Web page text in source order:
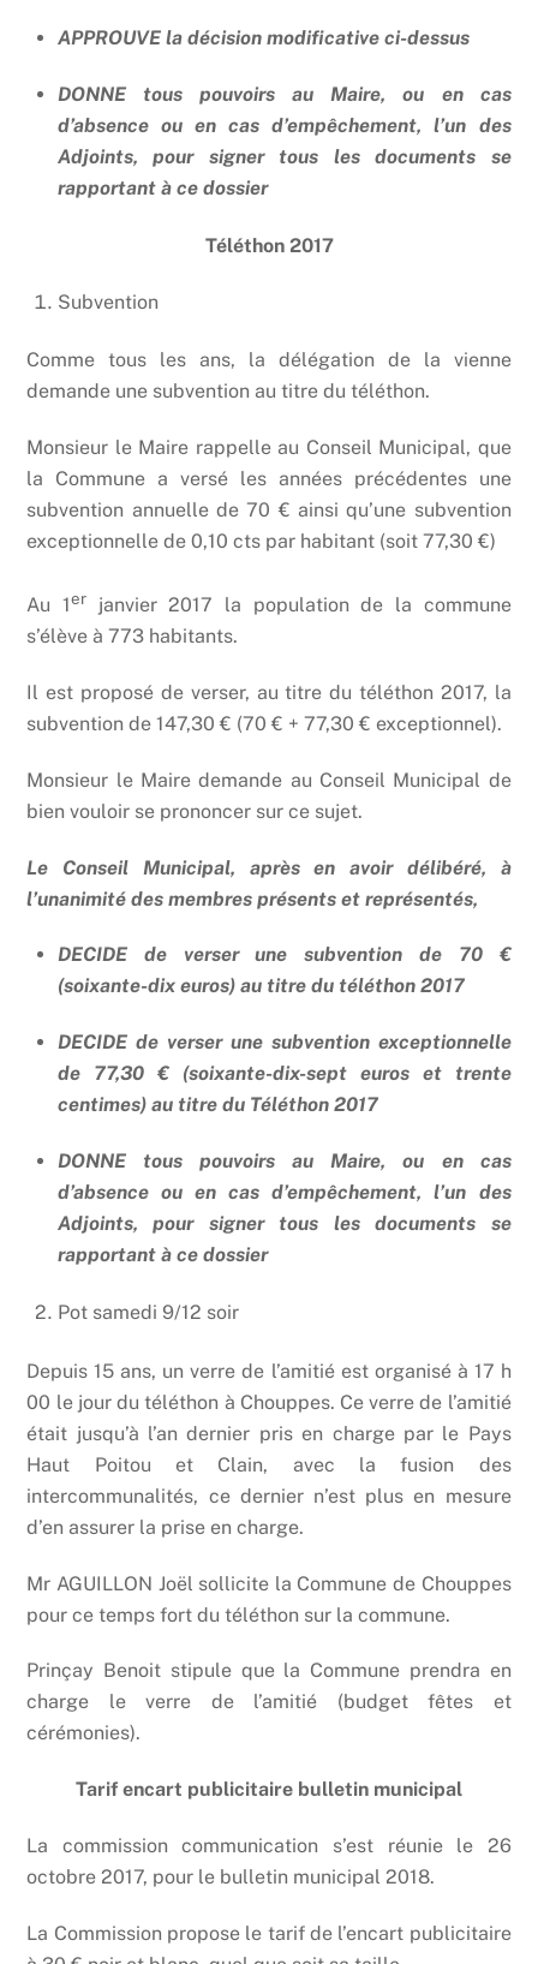
APPROUVE la décision modificative ci-dessus
DONNE tous pouvoirs au Maire, ou en cas
d’absence ou en cas d’empêchement, l’un des
Adjoints, pour signer tous les documents se
rapportant à ce dossier
Téléthon 2017
Subvention
Comme tous les ans, la délégation de la vienne
demande une subvention au titre du téléthon.
Monsieur le Maire rappelle au Conseil Municipal, que
la Commune a versé les années précédentes une
subvention annuelle de 70 € ainsi qu’une subvention
exceptionnelle de 0,10 cts par habitant (soit 77,30 €)
Au 1er janvier 2017 la population de la commune
s’élève à 773 habitants.
Il est proposé de verser, au titre du téléthon 2017, la
subvention de 147,30 € (70 € + 77,30 € exceptionnel).
Monsieur le Maire demande au Conseil Municipal de
bien vouloir se prononcer sur ce sujet.
Le Conseil Municipal, après en avoir délibéré, à
l’unanimité des membres présents et représentés,
DECIDE de verser une subvention de 70 €
(soixante-dix euros) au titre du téléthon 2017
DECIDE de verser une subvention exceptionnelle
de 77,30 € (soixante-dix-sept euros et trente
centimes) au titre du Téléthon 2017
DONNE tous pouvoirs au Maire, ou en cas
d’absence ou en cas d’empêchement, l’un des
Adjoints, pour signer tous les documents se
rapportant à ce dossier
Pot samedi 9/12 soir
Depuis 15 ans, un verre de l’amitié est organisé à 17 h
00 le jour du téléthon à Chouppes. Ce verre de l’amitié
était jusqu’à l’an dernier pris en charge par le Pays
Haut Poitou et Clain, avec la fusion des
intercommunalités, ce dernier n’est plus en mesure
d’en assurer la prise en charge.
Mr AGUILLON Joël sollicite la Commune de Chouppes
pour ce temps fort du téléthon sur la commune.
Prinçay Benoit stipule que la Commune prendra en
charge le verre de l’amitié (budget fêtes et
cérémonies).
Tarif encart publicitaire bulletin municipal
La commission communication s’est réunie le 26
octobre 2017, pour le bulletin municipal 2018.
La Commission propose le tarif de l’encart publicitaire